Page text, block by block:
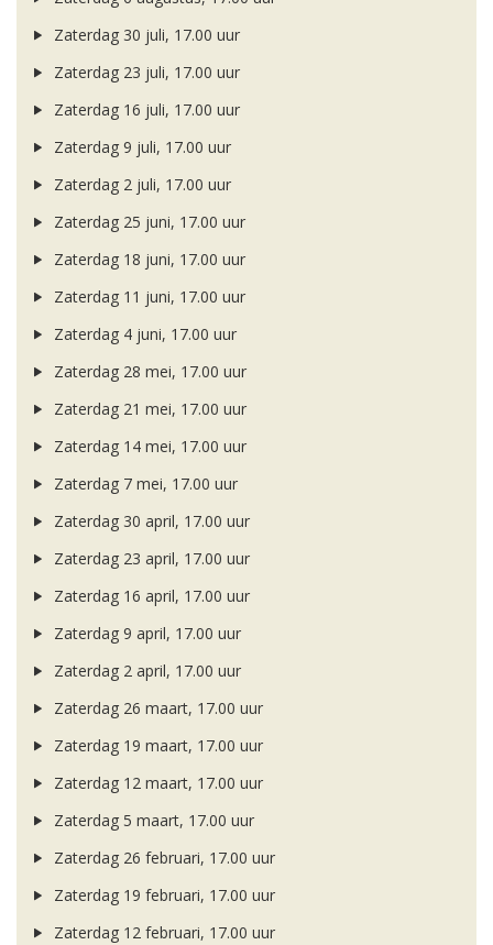
Zaterdag 30 juli, 17.00 uur
Zaterdag 23 juli, 17.00 uur
Zaterdag 16 juli, 17.00 uur
Zaterdag 9 juli, 17.00 uur
Zaterdag 2 juli, 17.00 uur
Zaterdag 25 juni, 17.00 uur
Zaterdag 18 juni, 17.00 uur
Zaterdag 11 juni, 17.00 uur
Zaterdag 4 juni, 17.00 uur
Zaterdag 28 mei, 17.00 uur
Zaterdag 21 mei, 17.00 uur
Zaterdag 14 mei, 17.00 uur
Zaterdag 7 mei, 17.00 uur
Zaterdag 30 april, 17.00 uur
Zaterdag 23 april, 17.00 uur
Zaterdag 16 april, 17.00 uur
Zaterdag 9 april, 17.00 uur
Zaterdag 2 april, 17.00 uur
Zaterdag 26 maart, 17.00 uur
Zaterdag 19 maart, 17.00 uur
Zaterdag 12 maart, 17.00 uur
Zaterdag 5 maart, 17.00 uur
Zaterdag 26 februari, 17.00 uur
Zaterdag 19 februari, 17.00 uur
Zaterdag 12 februari, 17.00 uur